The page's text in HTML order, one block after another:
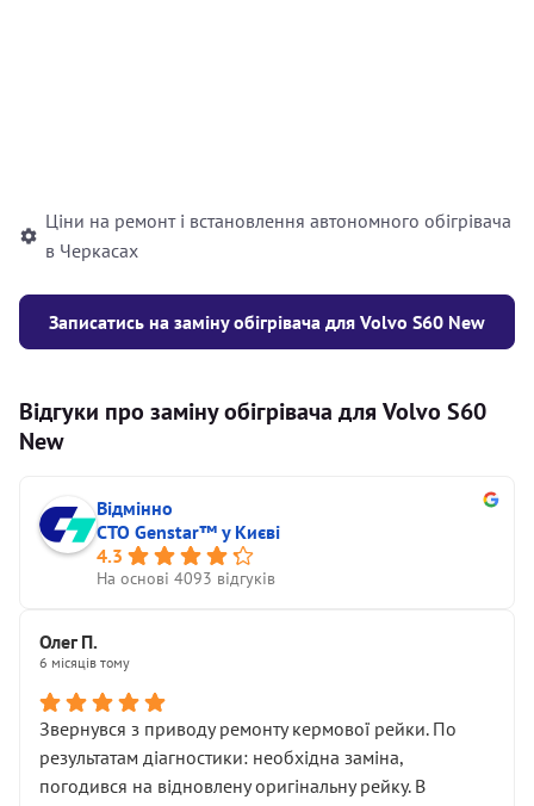
Ціни на ремонт і встановлення автономного обігрівача
в Черкасах
Записатись на заміну обігрівача для Volvo S60 New
Відгуки про заміну обігрівача для Volvo S60
New
Відмінно
СТО Genstar™ у Києві
4.3
На основі 4093 відгуків
Олег П.
6 місяців тому
Звернувся з приводу ремонту кермової рейки. По
результатам діагностики: необхідна заміна,
погодився на відновлену оригінальну рейку. В